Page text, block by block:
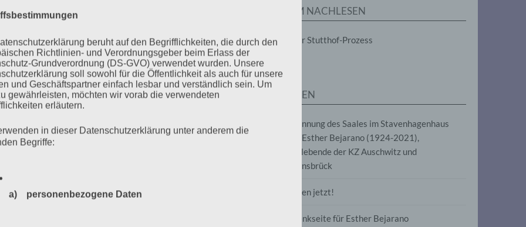
ZUR MAHNWACHE
Bruno D. (93), SS-Wachmann im KZ Stutthof, ist zu Ende
An jedem einzelnen Verhandlungstag – auch bei Wind,
uns draußen vor dem Strafjustizgebäude eine Mahnwache
Vielen…
ZUM NACHLESEN
Der Stutthof-Prozess
SEITEN
Benennung des Saales im Stavenhagenhaus
nach Esther Bejarano (1924-2021),
Überlebende der KZ Auschwitz und
Ravensbrück
Frieden jetzt!
Gedenkseite für Esther Bejarano
beruht auf den Begrifflichkeiten, die durch den
Richtlinien- und Verordnungsgeber beim Erlass der
Grundverordnung (DS-GVO) verwendet wurden. Unsere
soll sowohl für die Öffentlichkeit als auch für unsere
und Geschäftspartner einfach lesbar und verständlich sein. Um
gewährleisten, möchten wir vorab die verwendeten
erläutern.
in dieser Datenschutzerklärung unter anderem die
Begriffe:
a) personenbezogene Daten